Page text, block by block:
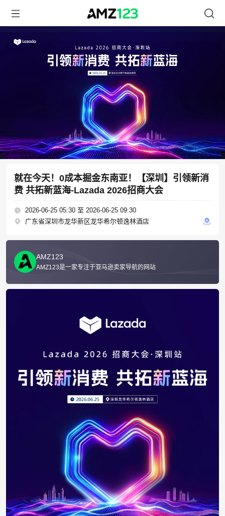
就在今天！0成本掘金东南亚！【深圳】引领新消
费 共拓新蓝海-Lazada 2026招商大会
2026-06-25 05:30 至 2026-06-25 09:30
广东省深圳市龙华新区龙华希尔顿逸林酒店
AMZ123
AMZ123是一家专注于亚马逊卖家导航的网站